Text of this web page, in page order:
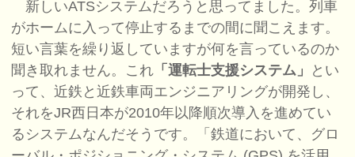
新しいATSシステムだろうと思ってました。列車
がホームに入って停止するまでの間に聞こえます。
短い言葉を繰り返していますが何を言っているのか
聞き取れません。これ 「運転士支援システム」
とい
って、近鉄と近鉄車両エンジニアリングが開発し、
それをJR西日本が2010年以降順次導入を進めてい
るシステムなんだそうです。「鉄道において、グロ